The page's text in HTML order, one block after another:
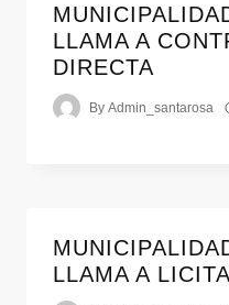
LLAMA A
DIRECTA
By Admin_santarosa
LLAMA A